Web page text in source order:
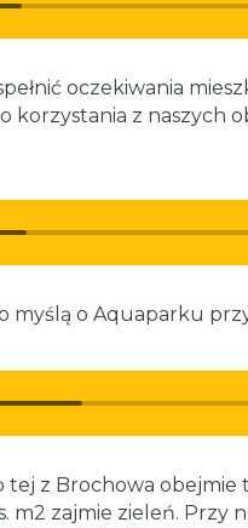
oczekiwania
korzystania z naszych
myślą o Aquaparku
tej z Brochowa
m2 zajmie zieleń. Przy